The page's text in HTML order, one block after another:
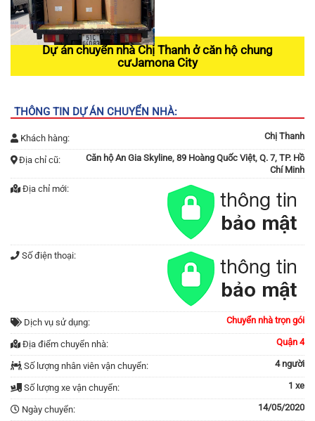
Dự án chuyển nhà Chị Thanh ở căn hộ chung
cưJamona City
THÔNG TIN DỰ ÁN CHUYỂN NHÀ:
Khách hàng: Chị Thanh
Địa chỉ cũ:
Căn hộ An Gia Skyline, 89 Hoàng Quốc Việt, Q. 7, TP. Hồ
Chí Minh
Địa chỉ mới:
Số điện thoại:
Dịch vụ sử dụng: Chuyển nhà trọn gói
Địa điểm chuyển nhà: Quận 4
Số lượng nhân viên vận chuyển: 4 người
Số lượng xe vận chuyển: 1 xe
Ngày chuyển: 14/05/2020